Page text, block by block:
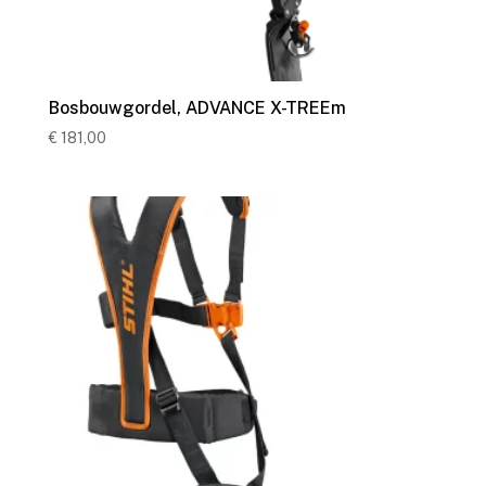
Bosbouwgordel, ADVANCE X-TREEm
€ 181,00